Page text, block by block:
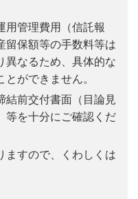
用管理費用（信託報
留保額等の手数料等は
異なるため、具体的な
ができません。
結前交付書面（目論見
等を十分にご確認くだ
ますので、くわしくは